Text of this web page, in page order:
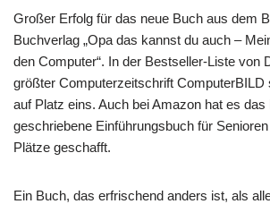
Großer Erfolg für das neue Buch aus dem
Buchverlag „Opa das kannst du auch –
den Computer“. In der Bestseller-Liste von
größter Computerzeitschrift ComputerBILD
auf Platz eins. Auch bei Amazon hat es das
geschriebene Einführungsbuch für
Plätze geschafft.
Ein Buch, das erfrischend anders ist, als